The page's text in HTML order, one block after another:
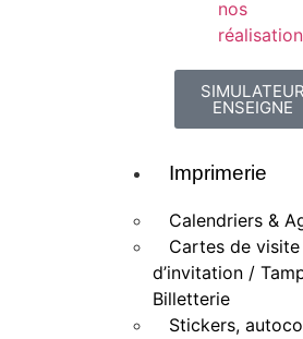
nos
ENSEIGNE
Imprimerie
Calendriers &
Cartes de
d’invitation /
Billetterie
Stickers,